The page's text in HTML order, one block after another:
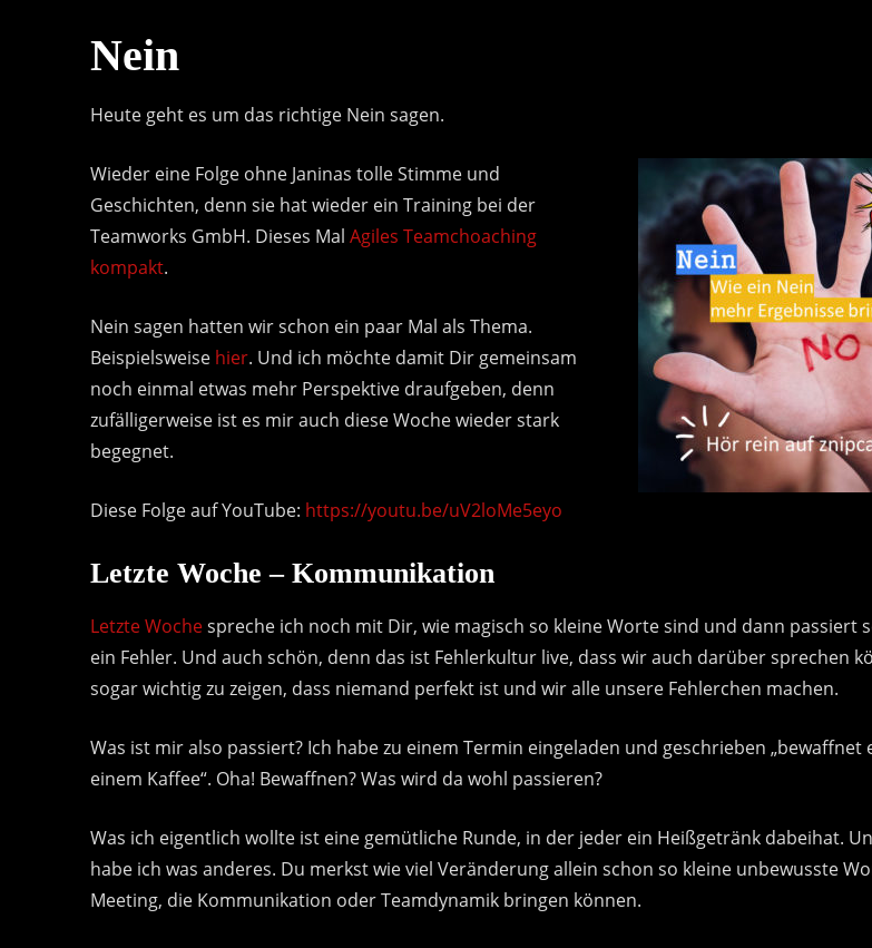
Nein
Heute geht es um das richtige Nein sagen.
Wieder eine Folge ohne Janinas tolle Stimme und
Geschichten, denn sie hat wieder ein Training bei der
Teamworks GmbH. Dieses Mal Agiles Teamchoaching
kompakt.
Nein sagen hatten wir schon ein paar Mal als Thema.
Beispielsweise hier. Und ich möchte damit Dir gemeinsam
noch einmal etwas mehr Perspektive draufgeben, denn
zufälligerweise ist es mir auch diese Woche wieder stark
begegnet.
Diese Folge auf YouTube: https://youtu.be/uV2loMe5eyo
Letzte Woche – Kommunikation
Letzte Wochespreche ich noch mit Dir, wie magisch so kleine Worte sind und dann passiert
ein Fehler. Und auch schön, denn das ist Fehlerkultur live, dass wir auch darüber sprechen
sogar wichtig zu zeigen, dass niemand perfekt ist und wir alle unsere Fehlerchen machen.
Was ist mir also passiert? Ich habe zu einem Termin eingeladen und geschrieben „bewaffnet
einem Kaffee“. Oha! Bewaffnen? Was wird da wohl passieren?
Was ich eigentlich wollte ist eine gemütliche Runde, in der jeder ein Heißgetränk dabeihat.
habe ich was anderes. Du merkst wie viel Veränderung allein schon so kleine unbewusste
Meeting, die Kommunikation oder Teamdynamik bringen können.